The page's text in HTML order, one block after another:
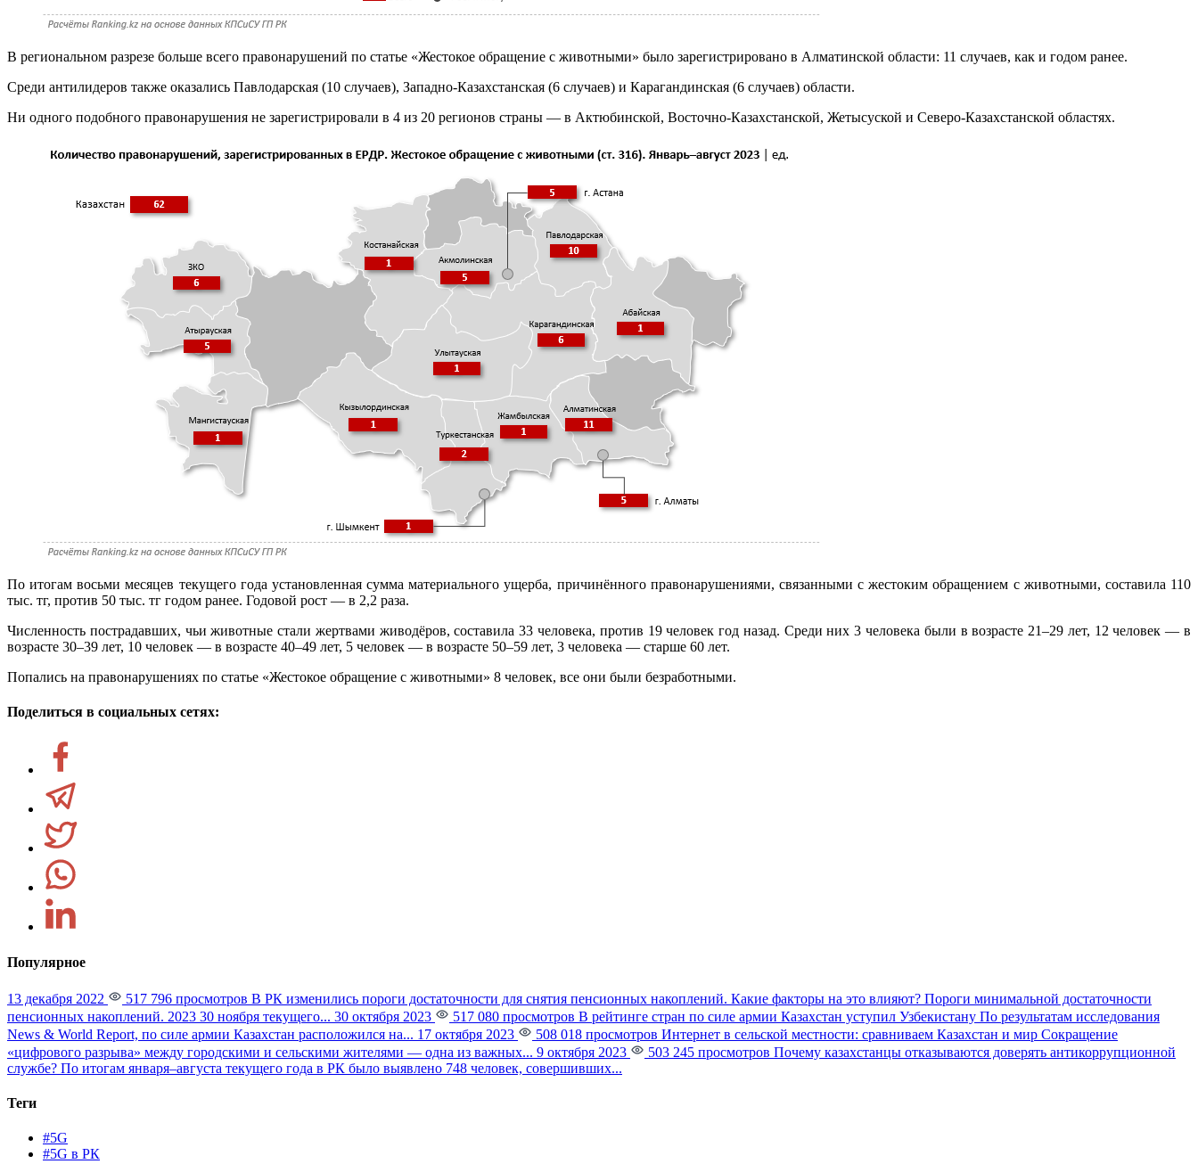
В региональном разрезе больше всего правонарушений по статье «Жестокое обращение с животными» было зарегистрировано в Алматинской области: 11 случаев, как и годом ранее.
Среди антилидеров также оказались Павлодарская (10 случаев), Западно-Казахстанская (6 случаев) и Карагандинская (6 случаев) области.
Ни одного подобного правонарушения не зарегистрировали в 4 из 20 регионов страны — в Актюбинской, Восточно-Казахстанской, Жетысуской и Северо-Казахстанской областях.
По итогам восьми месяцев текущего года установленная сумма материального ущерба, причинённого правонарушениями, связанными с жестоким обращением с животными, составила 110
тыс. тг, против 50 тыс. тг годом ранее. Годовой рост — в 2,2 раза.
Численность пострадавших, чьи животные стали жертвами живодёров, составила 33 человека, против 19 человек год назад. Среди них 3 человека были в возрасте 21–29 лет, 12 человек — в
возрасте 30–39 лет, 10 человек — в возрасте 40–49 лет, 5 человек — в возрасте 50–59 лет, 3 человека — старше 60 лет.
Попались на правонарушениях по статье «Жестокое обращение с животными» 8 человек, все они были безработными.
Поделиться в социальных сетях:
Популярное
13 декабря 2022 517 796 просмотров В РК изменились пороги достаточности для снятия пенсионных накоплений. Какие факторы на это влияют? Пороги минимальной достаточности
пенсионных накоплений. 2023 30 ноября текущего... 30 октября 2023 517 080 просмотров В рейтинге стран по силе армии Казахстан уступил Узбекистану По результатам исследования
News & World Report, по силе армии Казахстан расположился на... 17 октября 2023 508 018 просмотров Интернет в сельской местности: сравниваем Казахстан и мир Сокращение
«цифрового разрыва» между городскими и сельскими жителями — одна из важных... 9 октября 2023 503 245 просмотров Почему казахстанцы отказываются доверять антикоррупционной
службе? По итогам января–августа текущего года в РК было выявлено 748 человек, совершивших...
Теги
#5G
#5G в РК